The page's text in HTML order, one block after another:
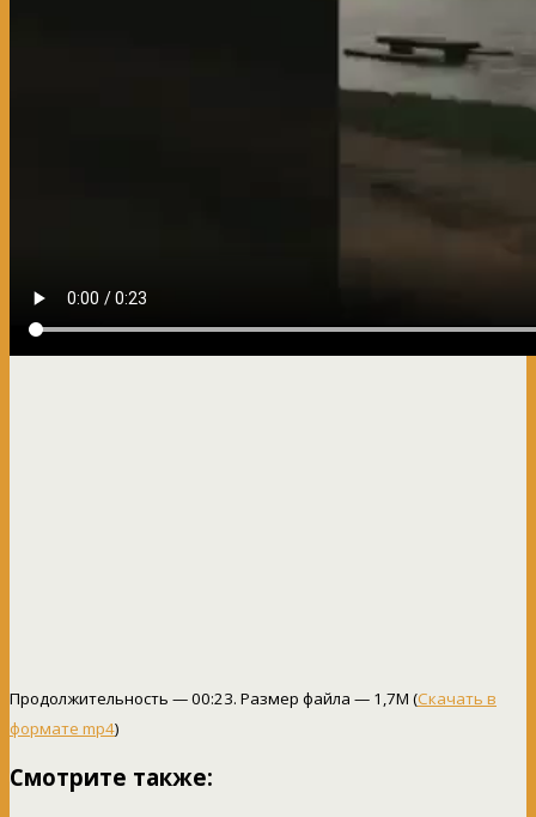
Продолжительность — 00:23. Размер файла — 1,7M (Скачать в
формате mp4)
Смотрите также: